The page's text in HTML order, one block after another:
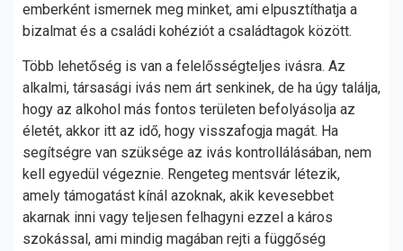
emberként ismernek meg minket, ami elpusztíthatja a
bizalmat és a családi kohéziót a családtagok között.
Több lehetőség is van a felelősségteljes ivásra. Az
alkalmi, társasági ivás nem árt senkinek, de ha úgy találja,
hogy az alkohol más fontos területen befolyásolja az
életét, akkor itt az idő, hogy visszafogja magát. Ha
segítségre van szüksége az ivás kontrollálásában, nem
kell egyedül végeznie. Rengeteg mentsvár létezik,
amely támogatást kínál azoknak, akik kevesebbet
akarnak inni vagy teljesen felhagyni ezzel a káros
szokással, ami mindig magában rejti a függőség